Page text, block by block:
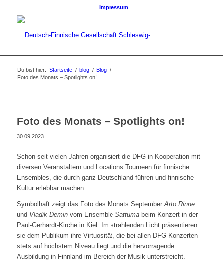
Impressum
Du bist hier: Startseite / blog / Blog /
Foto des Monats – Spotlights on!
Foto des Monats – Spotlights on!
30.09.2023
Schon seit vielen Jahren organisiert die DFG in Kooperation mit
diversen Veranstaltern und Locations Tourneen für finnische
Ensembles, die durch ganz Deutschland führen und finnische
Kultur erlebbar machen.
Symbolhaft zeigt das Foto des Monats SeptemberArto Rinne
und Vladik Deminvom Ensemble Sattumabeim Konzert in der
Paul-Gerhardt-Kirche in Kiel. Im strahlenden Licht präsentieren
sie dem Publikum ihre Virtuosität, die bei allen DFG-Konzerten
stets auf höchstem Niveau liegt und die hervorragende
Ausbildung in Finnland im Bereich der Musik unterstreicht.